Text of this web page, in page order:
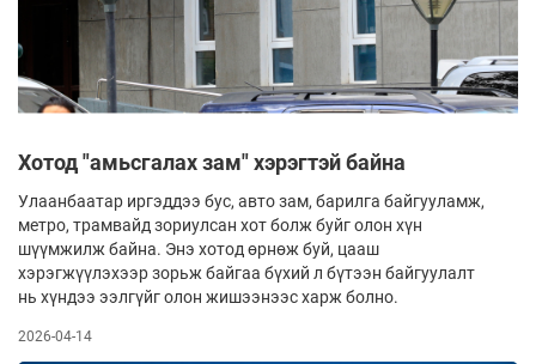
Хотод "амьсгалах зам" хэрэгтэй байна
Улаанбаатар иргэддээ бус, авто зам, барилга байгууламж,
метро, трамвайд зориулсан хот болж буйг олон хүн
шүүмжилж байна. Энэ хотод өрнөж буй, цааш
хэрэгжүүлэхээр зорьж байгаа бүхий л бүтээн байгуулалт
нь хүндээ ээлгүйг олон жишээнээс харж болно.
2026-04-14